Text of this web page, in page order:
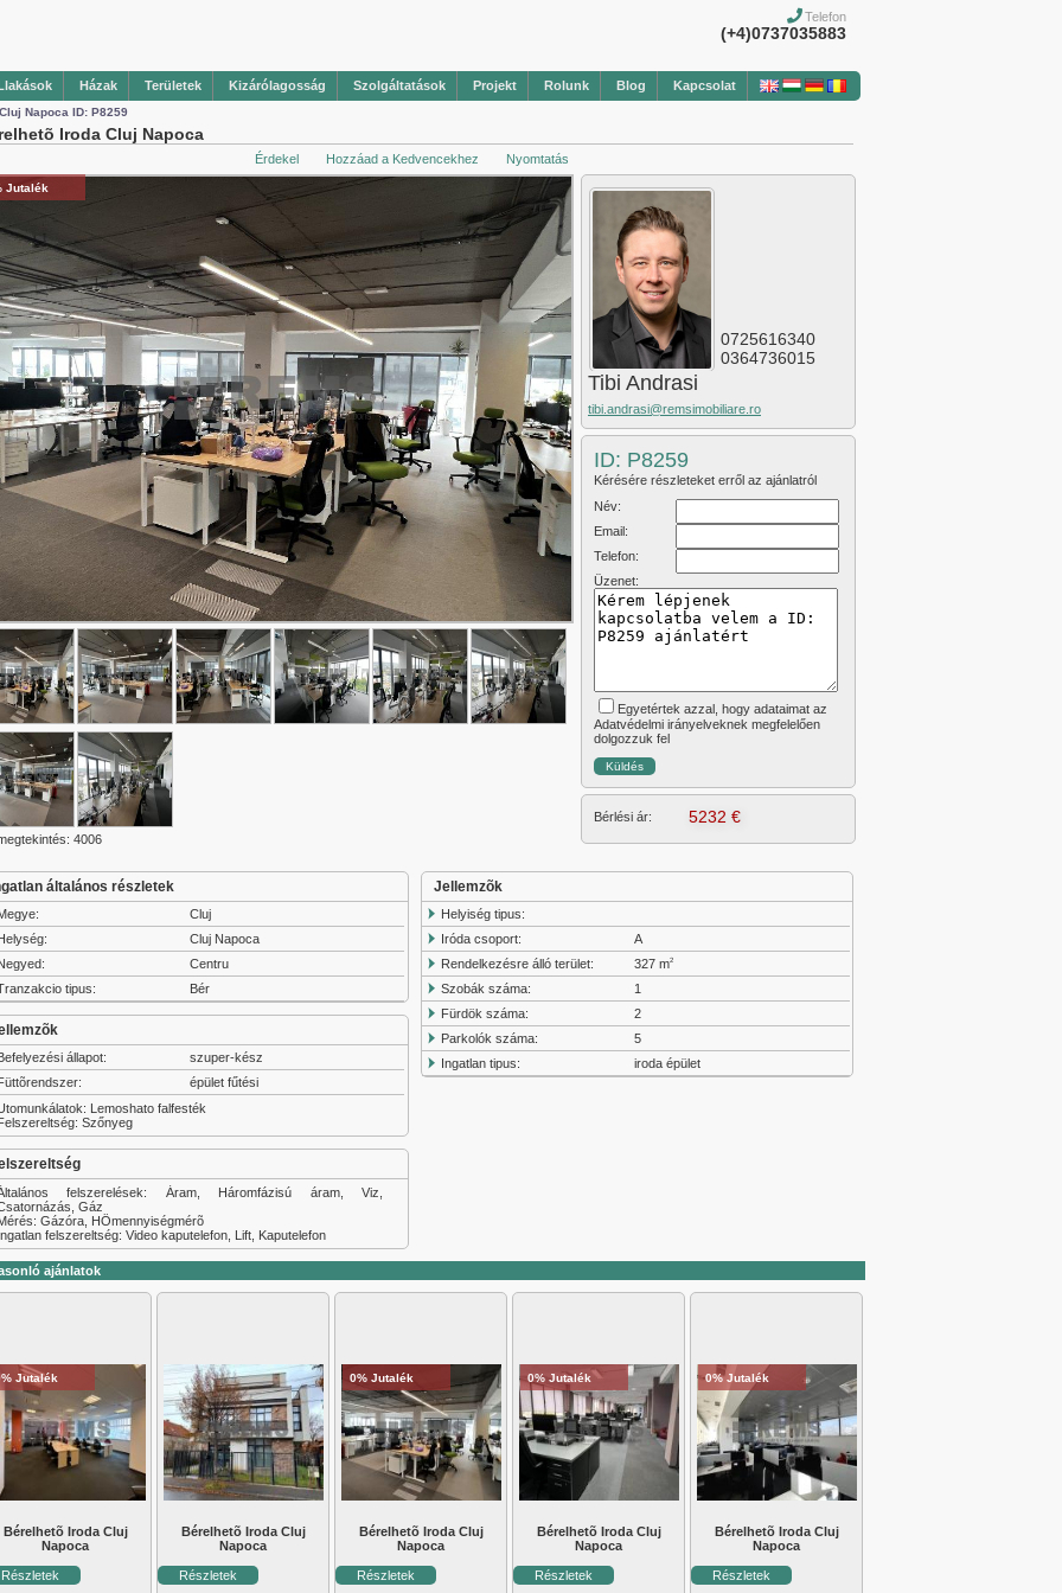
Telefon
(+4)0737035883
Házak Területek Kizárólagosság Szolgáltatások Projekt Rolunk Blog Kapcsolat
Napoca ID: P8259
Iroda Cluj Napoca
Érdekel Hozzáad a Kedvencekhez Nyomtatás
Jutalék
4006
0725616340
0364736015
Tibi Andrasi
tibi.andrasi@remsimobiliare.ro
ID: P8259
Kérésére részleteket erről az ajánlatról
Név:
Email:
Telefon:
Üzenet:
Egyetértek azzal, hogy adataimat az
Adatvédelmi irányelveknek megfelelően
dolgozzuk fel
Bérlési ár: 5232 €
általános részletek
Cluj
Helység:
Cluj Napoca
Centru
tipus:
Bér
Befelyezési állapot:
szuper-kész
Füttõrendszer:
épület fűtési
Lemoshato falfesték
Felszereltség: Szőnyeg
felszerelések: Áram, Háromfázisú áram, Viz,
Gáz
Gázóra, HÖmennyiségmérõ
Ingatlan felszereltség: Video kaputelefon, Lift, Kaputelefon
Jellemzõk
Helyiség tipus:
Iróda csoport:
A
Rendelkezésre álló terület:
327 m2
Szobák száma:
1
Fürdök száma:
2
Parkolók száma:
5
Ingatlan tipus:
iroda épület
ajánlatok
Jutalék
Bérelhetõ Iroda Cluj
Napoca
Részletek
Bérelhetõ Iroda Cluj
Napoca
Részletek
0% Jutalék
Bérelhetõ Iroda Cluj
Napoca
Részletek
0% Jutalék
Bérelhetõ Iroda Cluj
Napoca
Részletek
0% Jutalék
Bérelhetõ Iroda Cluj
Napoca
Részletek